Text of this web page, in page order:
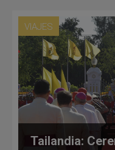
VIAJES
Tailandia: